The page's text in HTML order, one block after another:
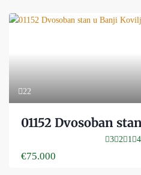
22
01152 Dvosoban
3 2 1
€75.000